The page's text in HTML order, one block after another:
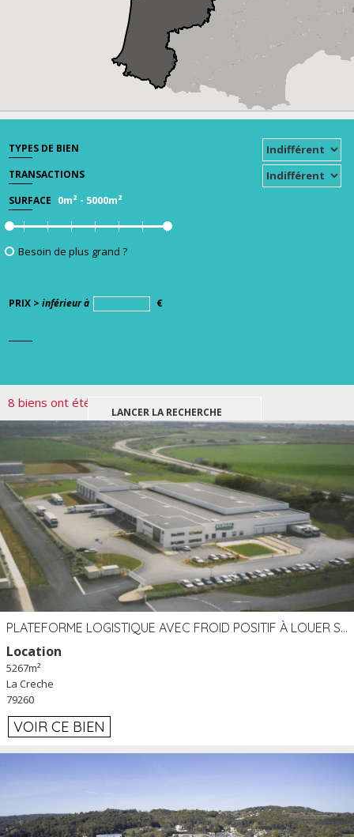
TYPES DE BIEN
TRANSACTIONS
SURFACE 0m² - 5000m²
Besoin de plus grand ?
PRIX > inférieur à €
8 biens ont été trouvés pour votre recherche.
PLATEFORME LOGISTIQUE AVEC FROID POSITIF À LOUER SECTEUR NIORT (79)
Location
5267m²
La Creche
79260
VOIR CE BIEN